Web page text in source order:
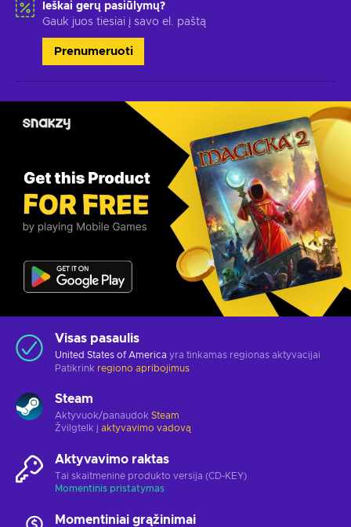
Ieškai gerų pasiūlymų?
Gauk juos tiesiai į savo el. paštą
Prenumeruoti
Visas pasaulis
United States of America yra tinkamas regionas aktyvacijai
Patikrink regiono apribojimus
Steam
Aktyvuok/panaudok Steam
Žvilgtelk į aktyvavimo vadovą
Aktyvavimo raktas
Tai skaitmeninė produkto versija (CD-KEY)
Momentinis pristatymas
Momentiniai grąžinimai